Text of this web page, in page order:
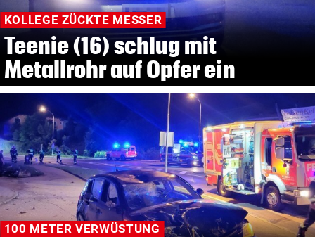
KOLLEGE ZÜCKTE MESSER
Teenie (16) schlug mit
Metallrohr auf Opfer ein
100 METER VERWÜSTUNG